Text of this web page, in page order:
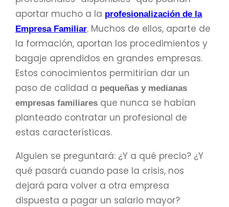
aportar mucho a la profesionalización de la
Empresa Familiar. Muchos de ellos, aparte de
la formación, aportan los procedimientos y
bagaje aprendidos en grandes empresas.
Estos conocimientos permitirían dar un
paso de calidad a pequeñas y medianas
empresas familiares que nunca se habían
planteado contratar un profesional de
estas características.
Alguien se preguntará: ¿Y a qué precio? ¿Y
qué pasará cuando pase la crisis, nos
dejará para volver a otra empresa
dispuesta a pagar un salario mayor?